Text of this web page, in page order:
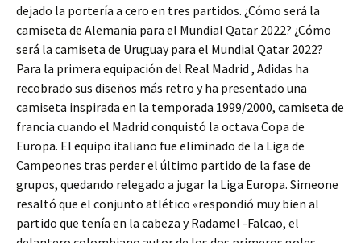
dejado la portería a cero en tres partidos. ¿Cómo será la
camiseta de Alemania para el Mundial Qatar 2022? ¿Cómo
será la camiseta de Uruguay para el Mundial Qatar 2022?
Para la primera equipación del Real Madrid , Adidas ha
recobrado sus diseños más retro y ha presentado una
camiseta inspirada en la temporada 1999/2000, camiseta de
francia cuando el Madrid conquistó la octava Copa de
Europa. El equipo italiano fue eliminado de la Liga de
Campeones tras perder el último partido de la fase de
grupos, quedando relegado a jugar la Liga Europa. Simeone
resaltó que el conjunto atlético «respondió muy bien al
partido que tenía en la cabeza y Radamel -Falcao, el